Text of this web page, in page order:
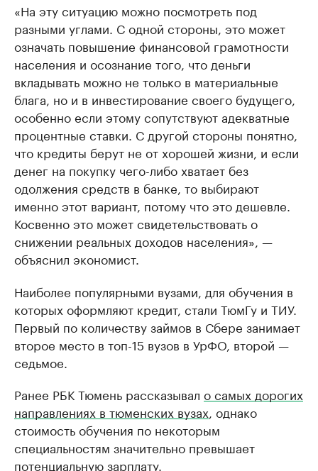
«На эту ситуацию можно посмотреть под
разными углами. С одной стороны, это может
означать повышение финансовой грамотности
населения и осознание того, что деньги
вкладывать можно не только в материальные
блага, но и в инвестирование своего будущего,
особенно если этому сопутствуют адекватные
процентные ставки. С другой стороны понятно,
что кредиты берут не от хорошей жизни, и если
денег на покупку чего-либо хватает без
одолжения средств в банке, то выбирают
именно этот вариант, потому что это дешевле.
Косвенно это может свидетельствовать о
снижении реальных доходов населения», —
объяснил экономист.
Наиболее популярными вузами, для обучения в
которых оформляют кредит, стали ТюмГу и ТИУ.
Первый по количеству займов в Сбере занимает
второе место в топ-15 вузов в УрФО, второй —
седьмое.
Ранее РБК Тюмень рассказывал о самых дорогих
направлениях в тюменских вузах, однако
стоимость обучения по некоторым
специальностям значительно превышает
потенциальную зарплату.